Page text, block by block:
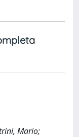
Mario;